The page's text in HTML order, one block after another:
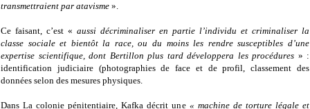
transmettraient par atavisme ».
Ce faisant, c’est « aussi décriminaliser en partie l’individu et criminaliser la
classe sociale et bientôt la race, ou du moins les rendre susceptibles d’une
expertise scientifique, dont Bertillon plus tard développera les procédures » :
identification judiciaire (photographies de face et de profil, classement des
données selon des mesures physiques.
Dans La colonie pénitentiaire, Kafka décrit une « machine de torture légale et